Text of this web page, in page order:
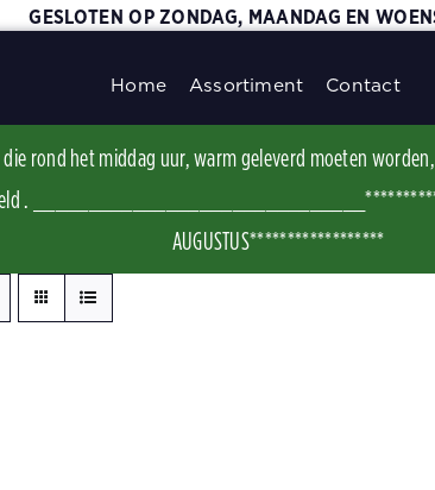
GESLOTEN OP ZONDAG, MAANDAG EN
Home Assortiment Contact
rond het middag uur, warm geleverd moeten
.
AUGUSTUS******************